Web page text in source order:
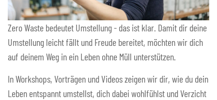
Zero Waste bedeutet Umstellung - das ist klar. Damit dir deine
Umstellung leicht fällt und Freude bereitet, möchten wir dich
auf deinem Weg in ein Leben ohne Müll unterstützen.
In Workshops, Vorträgen und Videos zeigen wir dir, wie du dein
Leben entspannt umstellst, dich dabei wohlfühlst und Verzicht